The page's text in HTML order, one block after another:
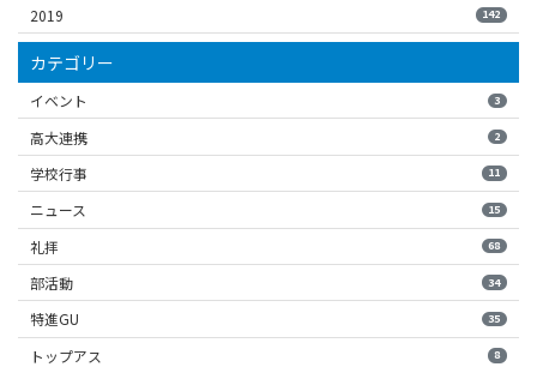
2019 142
カテゴリー
イベント 3
高大連携 2
学校行事 11
ニュース 15
礼拝 68
部活動 34
特進GU 35
トップアス 8